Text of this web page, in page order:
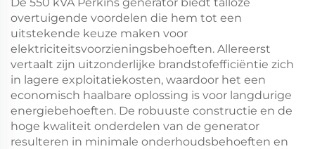
overtuigende voordelen die hem tot een
uitstekende keuze maken voor
elektriciteitsvoorzieningsbehoeften. Allereerst
vertaalt zijn uitzonderlijke brandstofefficiëntie zich
in lagere exploitatiekosten, waardoor het een
economisch haalbare oplossing is voor langdurige
energiebehoeften. De robuuste constructie en de
hoge kwaliteit onderdelen van de generator
resulteren in minimale onderhoudsbehoeften en